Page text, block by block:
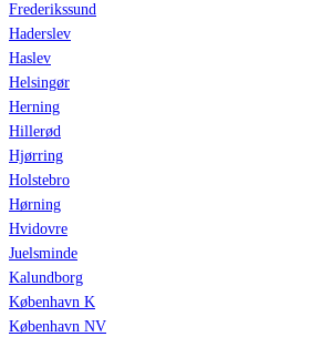
Frederikssund
Haderslev
Haslev
Helsingør
Herning
Hillerød
Hjørring
Holstebro
Hørning
Hvidovre
Juelsminde
Kalundborg
København K
København NV